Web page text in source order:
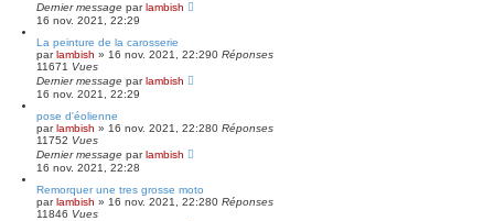
Dernier message parlambish
16 nov. 2021, 22:29
La peinture de la carosserie
parlambish » 16 nov. 2021, 22:290 Réponses
11671 Vues
Dernier message parlambish
16 nov. 2021, 22:29
pose d'éolienne
parlambish » 16 nov. 2021, 22:280 Réponses
11752 Vues
Dernier message parlambish
16 nov. 2021, 22:28
Remorquer une tres grosse moto
parlambish » 16 nov. 2021, 22:280 Réponses
11846 Vues